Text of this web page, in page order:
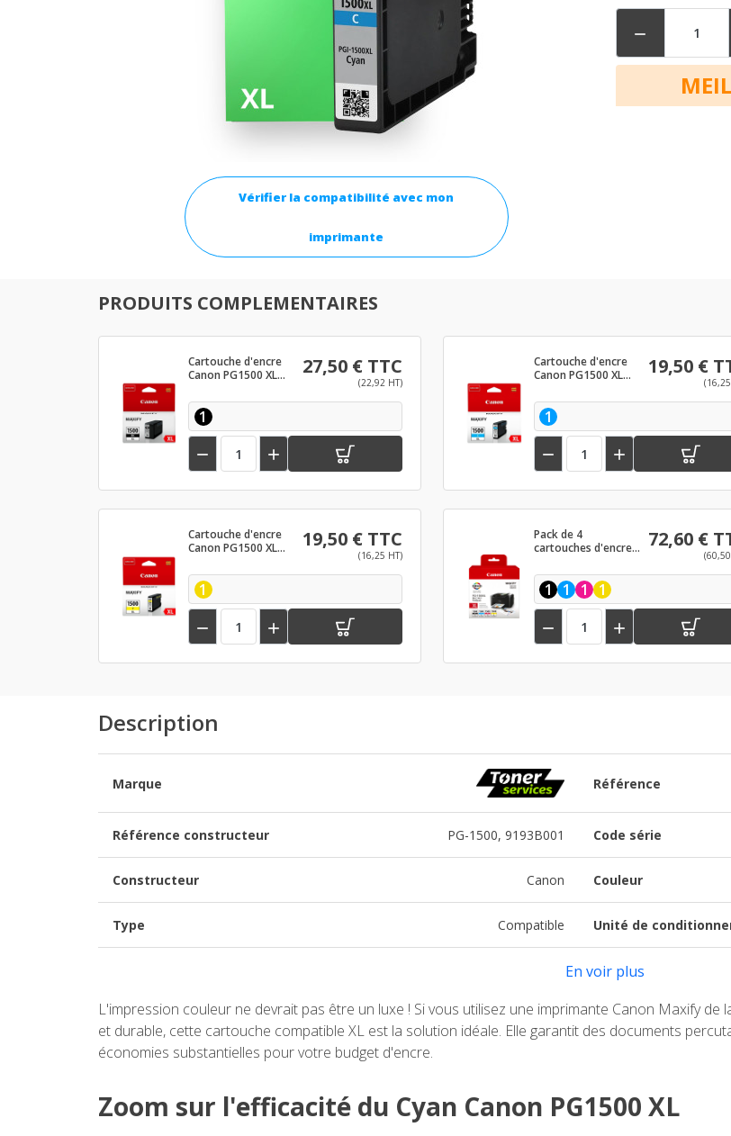
Vérifier la compatibilité avec mon
imprimante

PRODUITS COMPLEMENTAIRES
Cartouche d'encre
Canon PG1500 XL
27,50 € TTC
(22,92 HT)
1
 
Cartouche d'encre
Canon PG1500 XL
19,50 €
1
 
Cartouche d'encre
Canon PG1500 XL
19,50 € TTC
(16,25 HT)
1
 
Pack de 4
cartouches d'encre
Noir et couleurs
72,60 €
1 1 1 1
 
Description
Marque Référence
Référence constructeur PG-1500, 9193B001 Code série
Constructeur Canon Couleur
Type Compatible Unité de
En voir plus
L'impression couleur ne devrait pas être un luxe ! Si vous utilisez une imprimante Canon Maxify
et durable, cette cartouche compatible XL est la solution idéale. Elle garantit des documents
économies substantielles pour votre budget d'encre.
Zoom sur l'efficacité du Cyan Canon PG1500 XL